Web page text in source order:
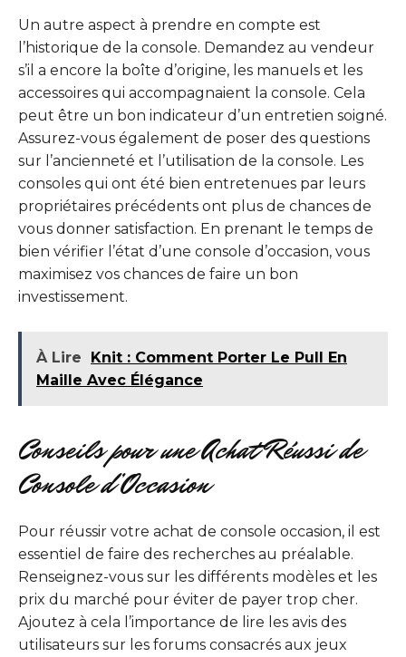
Un autre aspect à prendre en compte est
l’historique de la console. Demandez au vendeur
s’il a encore la boîte d’origine, les manuels et les
accessoires qui accompagnaient la console. Cela
peut être un bon indicateur d’un entretien soigné.
Assurez-vous également de poser des questions
sur l’ancienneté et l’utilisation de la console. Les
consoles qui ont été bien entretenues par leurs
propriétaires précédents ont plus de chances de
vous donner satisfaction. En prenant le temps de
bien vérifier l’état d’une console d’occasion, vous
maximisez vos chances de faire un bon
investissement.
À Lire
Knit : Comment Porter Le Pull En
Maille Avec Élégance
Conseils pour une Achat Réussi de
Console d’Occasion
Pour réussir votre achat de console occasion, il est
essentiel de faire des recherches au préalable.
Renseignez-vous sur les différents modèles et les
prix du marché pour éviter de payer trop cher.
Ajoutez à cela l’importance de lire les avis des
utilisateurs sur les forums consacrés aux jeux